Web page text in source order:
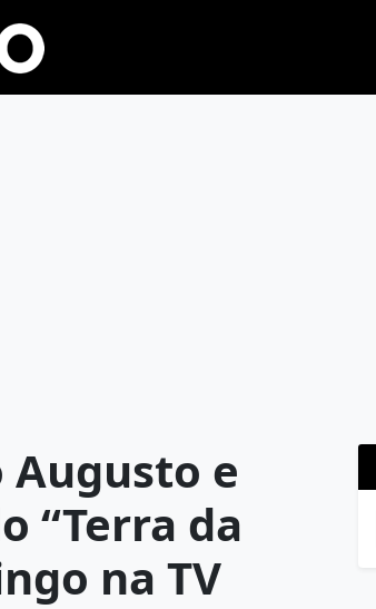
e
“Terra da
na TV